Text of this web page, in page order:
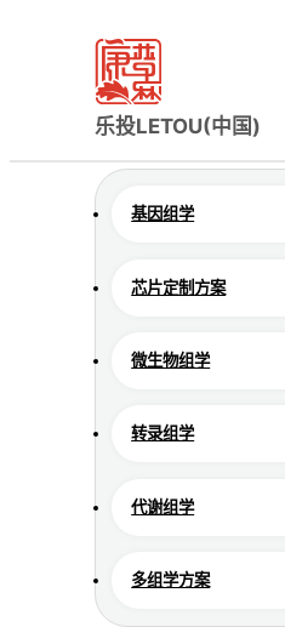
科技服务
TECH SERVICE
乐投LETOU(中国)
当前所在的位置：首页
基因组学
芯片定制方案
微生物组学
转录组学
代谢组学
多组学方案